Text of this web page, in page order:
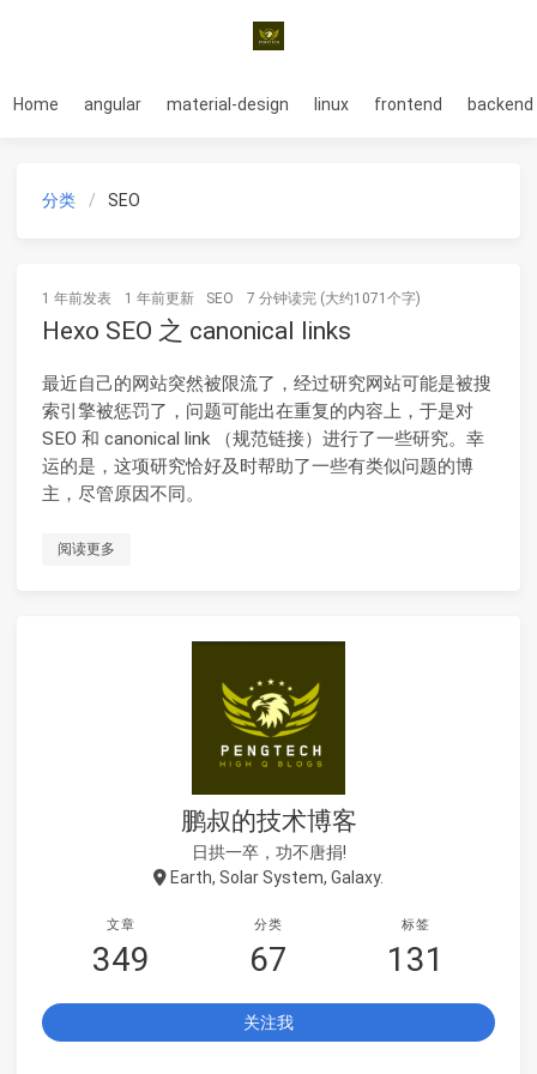
Home angular material-design linux frontend backend
分类 SEO
1 年前发表 1 年前更新 SEO 7 分钟读完 (大约1071个字)
Hexo SEO 之 canonical links
最近自己的网站突然被限流了，经过研究网站可能是被搜
索引擎被惩罚了，问题可能出在重复的内容上，于是对
SEO 和 canonical link （规范链接）进行了一些研究。幸
运的是，这项研究恰好及时帮助了一些有类似问题的博
主，尽管原因不同。
阅读更多
鹏叔的技术博客
日拱一卒，功不唐捐!
Earth, Solar System, Galaxy.
文章
349
分类
67
标签
131
关注我